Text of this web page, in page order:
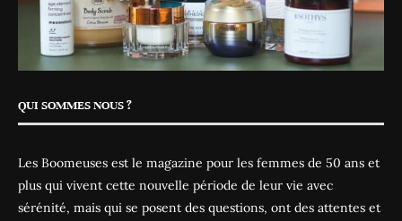
QUI SOMMES NOUS ?
Les Boomeuses est le magazine pour les femmes de 50 ans et
plus qui vivent cette nouvelle période de leur vie avec
sérénité, mais qui se posent des questions, ont des attentes et